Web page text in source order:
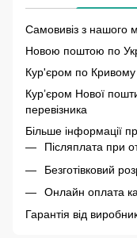
Самовивіз з нашого
Новою поштою по
Кур'єром по Кривому
Курʼєром Нової
перевізника
Більше інформації
Післяплата при
Безготівковий
Онлайн оплата
Гарантія від